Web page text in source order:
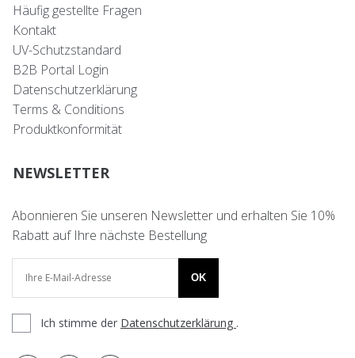
Häufig gestellte Fragen
Kontakt
UV-Schutzstandard
B2B Portal Login
Datenschutzerklärung
Terms & Conditions
Produktkonformität
NEWSLETTER
Abonnieren Sie unseren Newsletter und erhalten Sie 10%
Rabatt auf Ihre nächste Bestellung
OK
Ich stimme der Datenschutzerklärung .